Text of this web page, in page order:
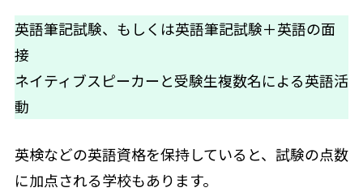
英語筆記試験、もしくは英語筆記試験＋英語の面
接
ネイティブスピーカーと受験生複数名による英語活
動
英検などの英語資格を保持していると、試験の点数
に加点される学校もあります。